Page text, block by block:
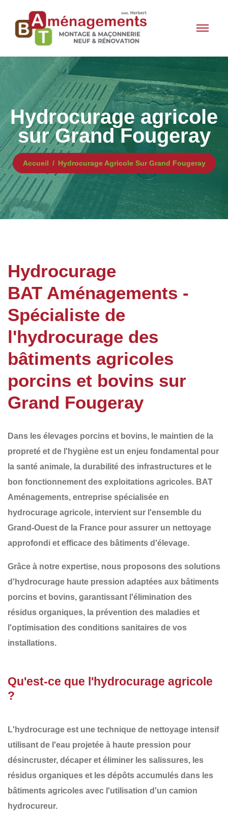
Hydrocurage agricole
sur Grand Fougeray
Accueil Hydrocurage Agricole Sur Grand Fougeray
Hydrocurage
BAT Aménagements -
Spécialiste de
l'hydrocurage des
bâtiments agricoles
porcins et bovins sur
Grand Fougeray
Dans les élevages porcins et bovins, le maintien de la
propreté et de l'hygiène est un enjeu fondamental pour
la santé animale, la durabilité des infrastructures et le
bon fonctionnement des exploitations agricoles. BAT
Aménagements, entreprise spécialisée en
hydrocurage agricole, intervient sur l'ensemble du
Grand-Ouest de la France pour assurer un nettoyage
approfondi et efficace des bâtiments d'élevage.
Grâce à notre expertise, nous proposons des solutions
d' hydrocurage haute pression adaptées aux bâtiments
porcins et bovins, garantissant l'élimination des
résidus organiques, la prévention des maladies et
l'optimisation des conditions sanitaires de vos
installations.
Qu'est-ce que l'hydrocurage agricole
?
L' hydrocurage est une technique de nettoyage intensif
utilisant de l'eau projetée à haute pression pour
désincruster, décaper et éliminer les salissures, les
résidus organiques et les dépôts accumulés dans les
bâtiments agricoles avec l'utilisation d'un camion
hydrocureur.